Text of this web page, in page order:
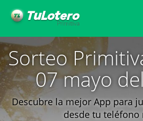
Sorteo
07 mayo
Descubre la mejor App para
desde tu teléfono